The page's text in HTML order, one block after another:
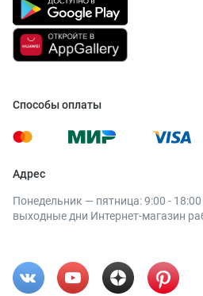
Способы оплаты
Адрес
Понедельник — пятница: 9:00 -
выходные дни Интернет-магазин